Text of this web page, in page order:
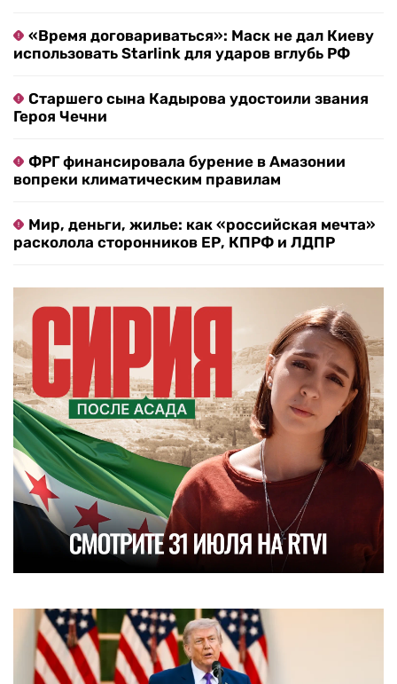
«Время договариваться»: Маск не дал Киеву
использовать Starlink для ударов вглубь РФ
Старшего сына Кадырова удостоили звания
Героя Чечни
ФРГ финансировала бурение в Амазонии
вопреки климатическим правилам
Мир, деньги, жилье: как «российская мечта»
расколола сторонников ЕР, КПРФ и ЛДПР